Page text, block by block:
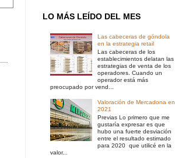
LO MÁS LEÍDO DEL MES
Las cabeceras de góndola
en la estrategia retail
Las cabeceras de los
establecimientos delatan las
estrategias de venta de los
operadores. Cuando un
operador está más
preocupado por vend...
Valoración de Mercadona en
2021
Previas Lo primero que me
gustaría expresar es que
hubo una fuerte desviación
entre el resultado estimado
para 2020 que utilicé en la
valor...